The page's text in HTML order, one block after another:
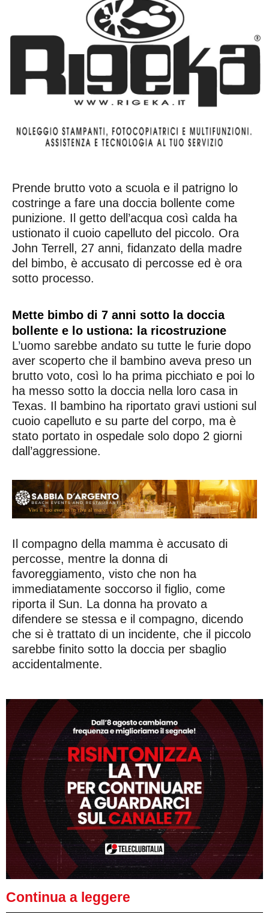
Prende brutto voto a scuola e il patrigno lo
costringe a fare una doccia bollente come
punizione. Il getto dell’acqua così calda ha
ustionato il cuoio capelluto del piccolo. Ora
John Terrell, 27 anni, fidanzato della madre
del bimbo, è accusato di percosse ed è ora
sotto processo.
Mette bimbo di 7 anni sotto la doccia
bollente e lo ustiona: la ricostruzione
L’uomo sarebbe andato su tutte le furie dopo
aver scoperto che il bambino aveva preso un
brutto voto, così lo ha prima picchiato e poi lo
ha messo sotto la doccia nella loro casa in
Texas. Il bambino ha riportato gravi ustioni sul
cuoio capelluto e su parte del corpo, ma è
stato portato in ospedale solo dopo 2 giorni
dall’aggressione.
Il compagno della mamma è accusato di
percosse, mentre la donna di
favoreggiamento, visto che non ha
immediatamente soccorso il figlio, come
riporta il Sun. La donna ha provato a
difendere se stessa e il compagno, dicendo
che si è trattato di un incidente, che il piccolo
sarebbe finito sotto la doccia per sbaglio
accidentalmente.
Continua a leggere